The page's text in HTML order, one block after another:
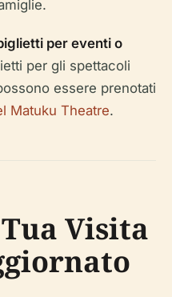
per eventi o
per gli spettacoli
essere prenotati
Matuku Theatre.
Visita